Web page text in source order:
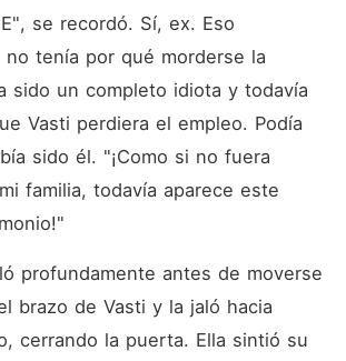
se recordó. Sí, ex. Eso
no tenía por qué morderse la
sido un completo idiota y todavía
Vasti perdiera el empleo. Podía
sido él. "¡Como si no fuera
familia, todavía aparece este
profundamente antes de moverse
brazo de Vasti y la jaló hacia
cerrando la puerta. Ella sintió su